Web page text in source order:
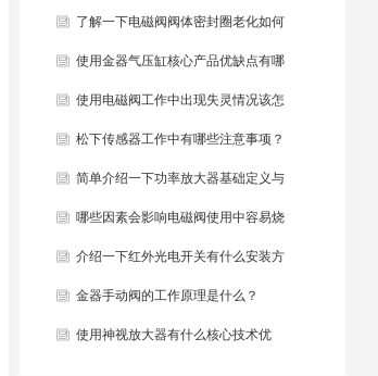
么？
了解一下电磁阀阀体密封圈老化如何
处理？
使用金器气压缸核心产品优缺点有哪
些？
使用电磁阀工作中出现失灵情况该怎
么办？
松下传感器工作中有哪些注意事项？
简单介绍一下功率放大器基础定义与
结构组成？
哪些因素会影响电磁阀使用中容易烧
毁？
介绍一下红外光电开关有什么安装方
法？
金器手动阀的工作原理是什么？
使用神视放大器有什么核心技术优